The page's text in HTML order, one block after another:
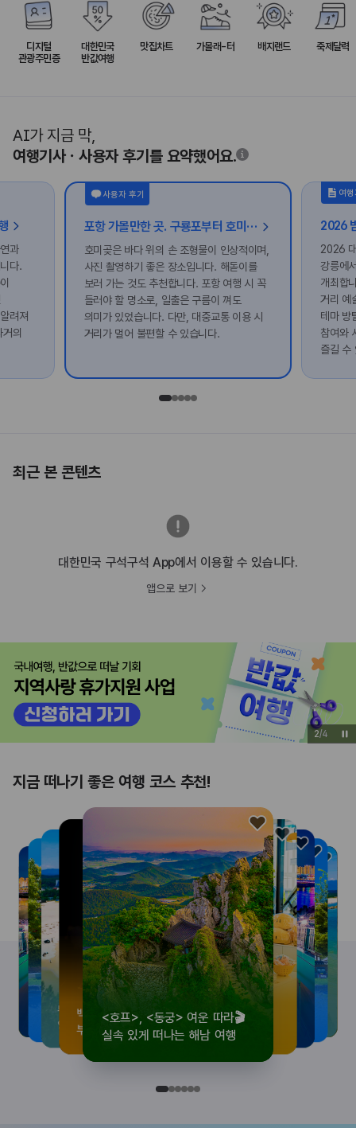
디지털
관광주민증
대한민국
반값여행
맛집차트 가볼래-터 배지랜드 축제달력
AI가 지금 막,
여행기사ㆍ사용자 후기를 요약했어요.
과
다.
려져
의
사용자 후기
포항 가볼만한 곳. 구룡포부터 호미곶까지, 사색하며 걷는 포항 여행 코스
호미곶은 바다 위의 손 조형물이 인상적이며,
사진 촬영하기 좋은 장소입니다. 해돋이를
보러 가는 것도 추천합니다. 포항 여행 시 꼭
들러야 할 명소로, 일출은 구름이 껴도
의미가 있었습니다. 다만, 대중교통 이용 시
거리가 멀어 불편할 수 있습니다.
여
2026
2026
강릉에
개최합
거리 예
테마 방
참여와
즐길 수
최근 본 콘텐츠
대한민국 구석구석 App에서 이용할 수 있습니다.
앱으로 보기
3/4
지금 떠나기 좋은 여행 코스 추천!
<호프>, <동궁> 여운 따라🎬
실속 있게 떠나는 해남 여행
로컬 감성 수집!
전국 로컬 기념품숍 3곳⭐
우리말이 더 재미있어지는
세종 한글 여행
숲길부터 천년 고찰까지!
마음에 쉼을 더하는 부안
뚜벅이 여행자 주목🚶
양양 1박 2일 코스
백제의 숨결을 따라,
부여에서 만나는 여름
<호프>, <동궁> 여운 따라🎬
실속 있게 떠나는 해남 여행
로컬 감성 수집!
전국 로컬 기념품숍 3곳⭐
우리말이 더 재미있어지는
세종 한글 여행
숲길부터 천년 고찰까지!
마음에 쉼을 더하는 부안
뚜벅이 여행자 주목🚶
양양 1박 2일 코스
백제의 숨결을 따라,
부여에서 만나는 여름
<호프>, <동궁> 여운 따라🎬
실속 있게 떠나는 해남 여행
로컬 감성 수집!
전국 로컬 기념품숍 3곳⭐
우리말이 더 재미있어지는
세종 한글 여행
숲길부터 천년 고찰까지!
마음에 쉼을 더하는 부안
뚜벅이 여행자 주목🚶
양양 1박 2일 코스
백제의 숨결을 따라,
부여에서 만나는 여름